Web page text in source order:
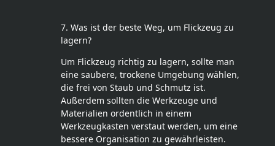
7. Was ist der beste Weg, um Flickzeug zu
lagern?
Um Flickzeug richtig zu lagern, sollte man
eine saubere, trockene Umgebung wählen,
die frei von Staub und Schmutz ist.
Außerdem sollten die Werkzeuge und
Materialien ordentlich in einem
Werkzeugkasten verstaut werden, um eine
bessere Organisation zu gewährleisten.